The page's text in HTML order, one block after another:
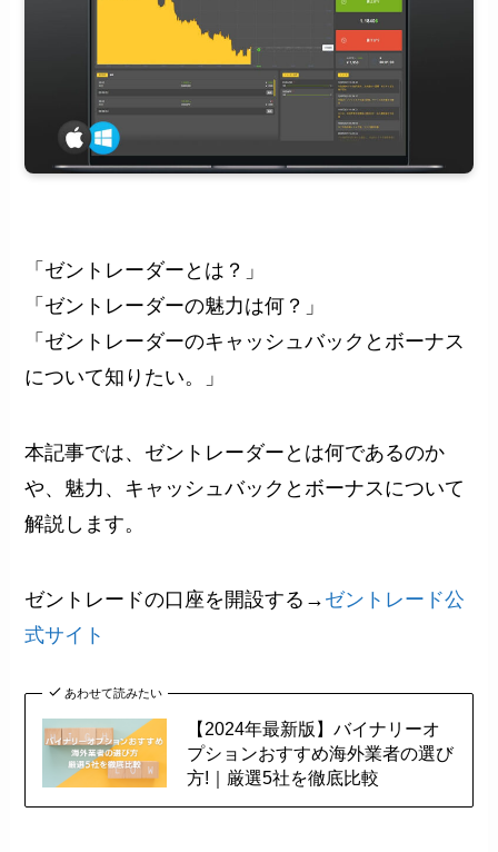
「ゼントレーダーとは？」
「ゼントレーダーの魅力は何？」
「ゼントレーダーのキャッシュバックとボーナス
について知りたい。」
本記事では、ゼントレーダーとは何であるのか
や、魅力、キャッシュバックとボーナスについて
解説します。
ゼントレードの口座を開設する→ ゼントレード公
式サイト
あわせて読みたい
【2024年最新版】バイナリーオ
プションおすすめ海外業者の選び
方!｜厳選5社を徹底比較